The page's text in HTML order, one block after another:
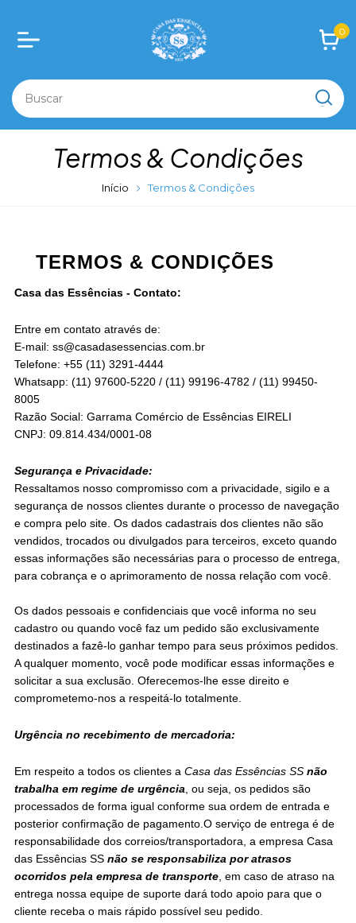
0
Termos & Condições
Início Termos & Condições
TERMOS & CONDIÇÕES
Casa das Essências - Contato:
Entre em contato através de:
E-mail: ss@casadasessencias.com.br
Telefone: +55 (11) 3291-4444
Whatsapp: (11) 97600-5220 / (11) 99196-4782 / (11) 99450-
8005
Razão Social: Garrama Comércio de Essências EIRELI
CNPJ: 09.814.434/0001-08
Segurança e Privacidade:
Ressaltamos nosso compromisso com a privacidade, sigilo e a
segurança de nossos clientes durante o processo de navegação
e compra pelo site. Os dados cadastrais dos clientes não são
vendidos, trocados ou divulgados para terceiros, exceto quando
essas informações são necessárias para o processo de entrega,
para cobrança e o aprimoramento de nossa relação com você.
Os dados pessoais e confidenciais que você informa no seu
cadastro ou quando você faz um pedido são exclusivamente
destinados a fazê-lo ganhar tempo para seus próximos pedidos.
A qualquer momento, você pode modificar essas informações e
solicitar a sua exclusão. Oferecemos-lhe esse direito e
comprometemo-nos a respeitá-lo totalmente.
Urgência no recebimento de mercadoria:
Em respeito a todos os clientes a Casa das Essências SS não
trabalha em regime de urgência , ou seja, os pedidos são
processados de forma igual conforme sua ordem de entrada e
posterior confirmação de pagamento.O serviço de entrega é de
responsabilidade dos correios/transportadora, a empresa Casa
das Essências SS não se responsabiliza por atrasos
ocorridos pela empresa de transporte , em caso de atraso na
entrega nossa equipe de suporte dará todo apoio para que o
cliente receba o mais rápido possível seu pedido.